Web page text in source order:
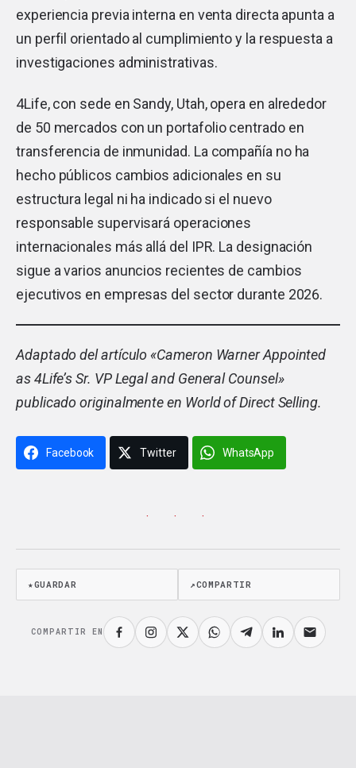
experiencia previa interna en venta directa apunta a
un perfil orientado al cumplimiento y la respuesta a
investigaciones administrativas.
4Life, con sede en Sandy, Utah, opera en alrededor
de 50 mercados con un portafolio centrado en
transferencia de inmunidad. La compañía no ha
hecho públicos cambios adicionales en su
estructura legal ni ha indicado si el nuevo
responsable supervisará operaciones
internacionales más allá del IPR. La designación
sigue a varios anuncios recientes de cambios
ejecutivos en empresas del sector durante 2026.
Adaptado del artículo «Cameron Warner Appointed
as 4Life’s Sr. VP Legal and General Counsel»
publicado originalmente en World of Direct Selling.
Facebook Twitter WhatsApp
· · ·
★GUARDAR ↗COMPARTIR
COMPARTIR EN